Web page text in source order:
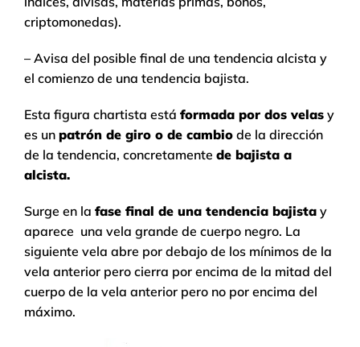
criptomonedas).
– Avisa del posible final de una tendencia alcista y
el comienzo de una tendencia bajista.
Esta figura chartista está formada por dos velas y
es un patrón de giro o de cambio de la dirección
de la tendencia, concretamente de bajista a
alcista.
Surge en la fase final de una tendencia bajista y
aparece una vela grande de cuerpo negro. La
siguiente vela abre por debajo de los mínimos de la
vela anterior pero cierra por encima de la mitad del
cuerpo de la vela anterior pero no por encima del
máximo.